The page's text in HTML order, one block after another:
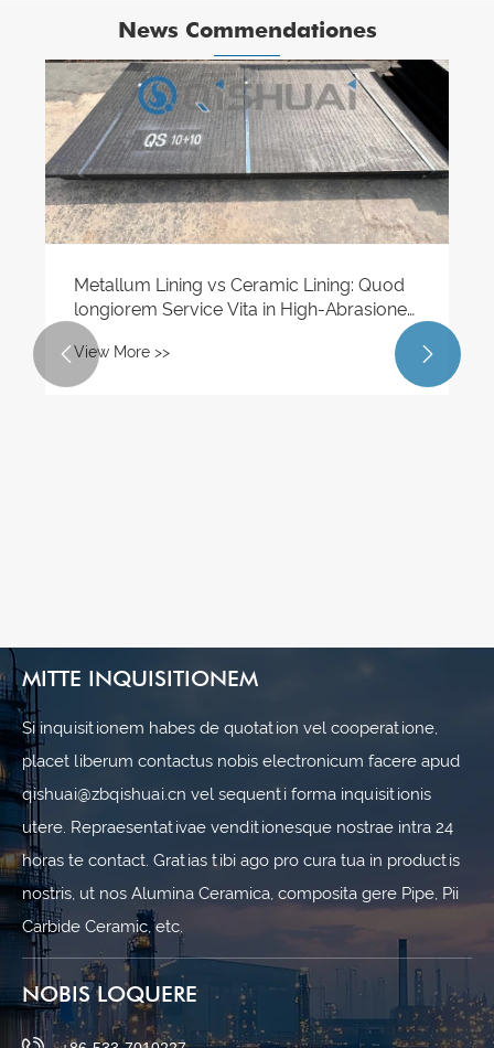
News Commendationes
Lining vs Ceramic Lining: Quod
Service Vita in High-Abrasione
praebet?
More >>
 
MITTE INQUISITIONEM
Si inquisitionem habes de quotation vel cooperatione,
placet liberum contactus nobis electronicum facere apud
qishuai@zbqishuai.cn vel sequenti forma inquisitionis
utere. Repraesentativae venditionesque nostrae intra 24
horas te contact. Gratias tibi ago pro cura tua in productis
nostris, ut nos Alumina Ceramica, composita gere Pipe, Pii
Carbide Ceramic, etc.
NOBIS LOQUERE